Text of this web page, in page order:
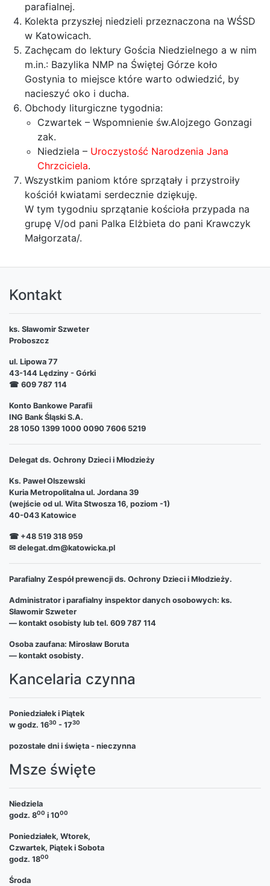
parafialnej.
Kolekta przyszłej niedzieli przeznaczona na WŚSD
w Katowicach.
Zachęcam do lektury Gościa Niedzielnego a w nim
m.in.: Bazylika NMP na Świętej Górze koło
Gostynia to miejsce które warto odwiedzić, by
nacieszyć oko i ducha.
Obchody liturgiczne tygodnia:
Czwartek – Wspomnienie św.Alojzego Gonzagi
zak.
Niedziela – Uroczystość Narodzenia Jana
Chrzciciela.
Wszystkim paniom które sprzątały i przystroiły
kościół kwiatami serdecznie dziękuję.
W tym tygodniu sprzątanie kościoła przypada na
grupę V/od pani Palka Elżbieta do pani Krawczyk
Małgorzata/.
Kontakt
ks. Sławomir Szweter
Proboszcz
ul. Lipowa 77
43-144 Lędziny - Górki
☎ 609 787 114
Konto Bankowe Parafii
ING Bank Śląski S.A.
28 1050 1399 1000 0090 7606 5219
Delegat ds. Ochrony Dzieci i Młodzieży
Ks. Paweł Olszewski
Kuria Metropolitalna ul. Jordana 39
(wejście od ul. Wita Stwosza 16, poziom -1)
40-043 Katowice
☎ +48 519 318 959
✉ delegat.dm@katowicka.pl
Parafialny Zespół prewencji ds. Ochrony Dzieci i Młodzieży.
Administrator i parafialny inspektor danych osobowych: ks.
Sławomir Szweter
— kontakt osobisty lub tel. 609 787 114
Osoba zaufana: Mirosław Boruta
— kontakt osobisty.
Kancelaria czynna
Poniedziałek i Piątek
w godz. 1630 - 1730
pozostałe dni i święta - nieczynna
Msze święte
Niedziela
godz. 800 i 1000
Poniedziałek, Wtorek,
Czwartek, Piątek i Sobota
godz. 1800
Środa